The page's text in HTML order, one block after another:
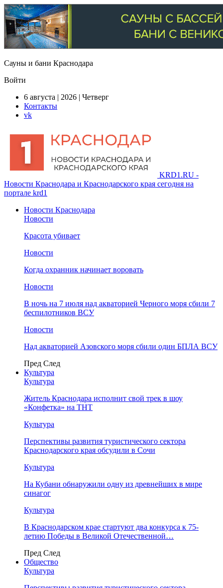
Сауны и бани Краснодара
Войти
6 августа | 2026 | Четверг
Контакты
vk
KRD1.RU -
Новости Краснодара и Краснодарского края сегодня на
портале krd1
Новости Краснодара
Новости
Красота убивает
Новости
Когда охранник начинает воровать
Новости
В ночь на 7 июля над акваторией Черного моря сбили 7
беспилотников ВСУ
Новости
Над акваторией Азовского моря сбили один БПЛА ВСУ
Пред След
Культура
Культура
Житель Краснодара исполнит свой трек в шоу
«Конфетка» на ТНТ
Культура
Перспективы развития туристического сектора
Краснодарского края обсудили в Сочи
Культура
На Кубани обнаружили одну из древнейших в мире
синагог
Культура
В Краснодарском крае стартуют два конкурса к 75-
летию Победы в Великой Отечественной…
Пред След
Общество
Культура